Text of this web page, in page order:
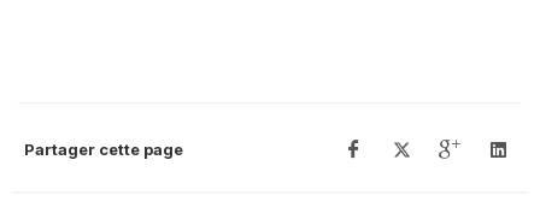
Partager cette page